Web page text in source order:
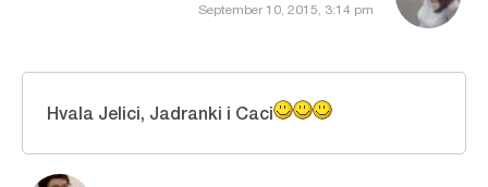
September 10, 2015, 3:14 pm
Hvala Jelici, Jadranki i Caci